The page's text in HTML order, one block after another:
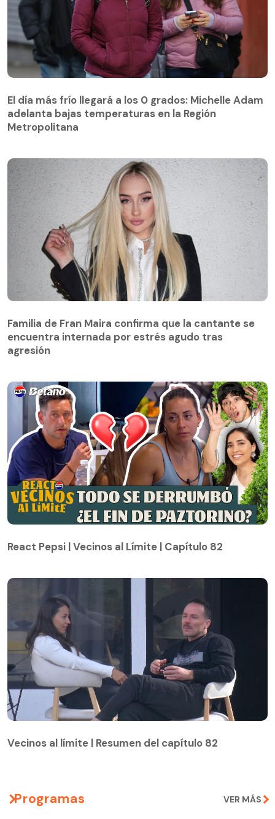
adelanta bajas temperaturas en la Región
Metropolitana
El día más frío llegará a los 0 grados: Michelle Adam
adelanta bajas temperaturas en la Región
Metropolitana
Familia de Fran Maira confirma que la cantante se
encuentra internada por estrés agudo tras
agresión
React Pepsi | Vecinos al Límite | Capítulo 82
Vecinos al límite | Resumen del capítulo 82
Programas VER MÁS